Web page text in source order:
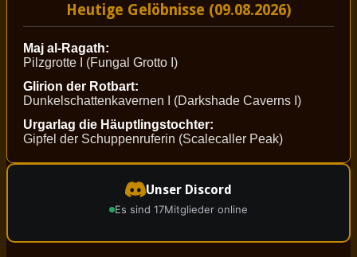
Heutige Gelöbnisse (09.08.2026)
Maj al-Ragath:
Pilzgrotte I (Fungal Grotto I)
Glirion der Rotbart:
Dunkelschattenkavernen I (Darkshade Caverns I)
Urgarlag die Häuptlingstochter:
Gipfel der Schuppenruferin (Scalecaller Peak)
Unser Discord
Es sind 17Mitglieder online